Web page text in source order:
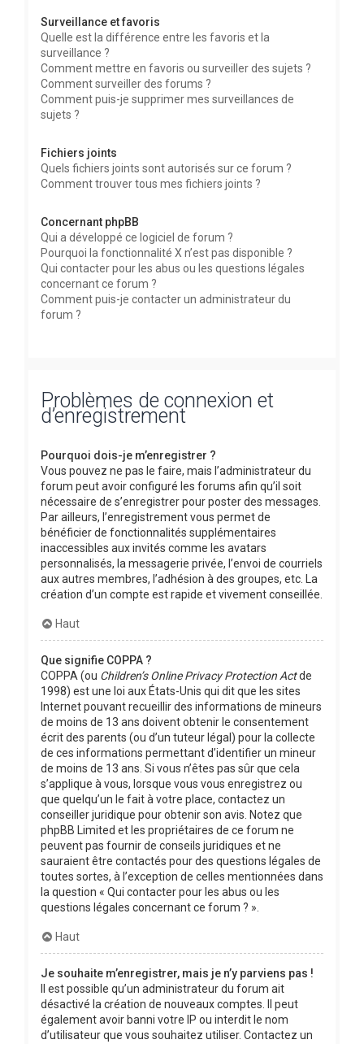
Surveillance et favoris
Quelle est la différence entre les favoris et la
surveillance ?
Comment mettre en favoris ou surveiller des sujets ?
Comment surveiller des forums ?
Comment puis-je supprimer mes surveillances de
sujets ?
Fichiers joints
Quels fichiers joints sont autorisés sur ce forum ?
Comment trouver tous mes fichiers joints ?
Concernant phpBB
Qui a développé ce logiciel de forum ?
Pourquoi la fonctionnalité X n’est pas disponible ?
Qui contacter pour les abus ou les questions légales
concernant ce forum ?
Comment puis-je contacter un administrateur du
forum ?
Problèmes de connexion et
d’enregistrement
Pourquoi dois-je m’enregistrer ?
Vous pouvez ne pas le faire, mais l’administrateur du
forum peut avoir configuré les forums afin qu’il soit
nécessaire de s’enregistrer pour poster des messages.
Par ailleurs, l’enregistrement vous permet de
bénéficier de fonctionnalités supplémentaires
inaccessibles aux invités comme les avatars
personnalisés, la messagerie privée, l’envoi de courriels
aux autres membres, l’adhésion à des groupes, etc. La
création d’un compte est rapide et vivement conseillée.
Haut
Que signifie COPPA ?
COPPA (ou Children’s Online Privacy Protection Actde
1998) est une loi aux États-Unis qui dit que les sites
Internet pouvant recueillir des informations de mineurs
de moins de 13 ans doivent obtenir le consentement
écrit des parents (ou d’un tuteur légal) pour la collecte
de ces informations permettant d’identifier un mineur
de moins de 13 ans. Si vous n’êtes pas sûr que cela
s’applique à vous, lorsque vous vous enregistrez ou
que quelqu’un le fait à votre place, contactez un
conseiller juridique pour obtenir son avis. Notez que
phpBB Limited et les propriétaires de ce forum ne
peuvent pas fournir de conseils juridiques et ne
sauraient être contactés pour des questions légales de
toutes sortes, à l’exception de celles mentionnées dans
la question « Qui contacter pour les abus ou les
questions légales concernant ce forum ? ».
Haut
Je souhaite m’enregistrer, mais je n’y parviens pas !
Il est possible qu’un administrateur du forum ait
désactivé la création de nouveaux comptes. Il peut
également avoir banni votre IP ou interdit le nom
d’utilisateur que vous souhaitez utiliser. Contactez un